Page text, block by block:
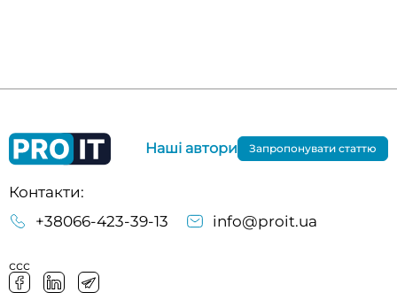
Контакти:
+38066-423-39-13
info@proit.ua
ссс
Наші автори Запропонувати статтю